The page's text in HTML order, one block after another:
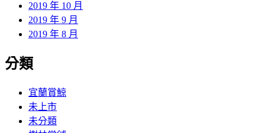
2019 年 10 月
2019 年 9 月
2019 年 8 月
分類
宜蘭賞鯨
未上市
未分類